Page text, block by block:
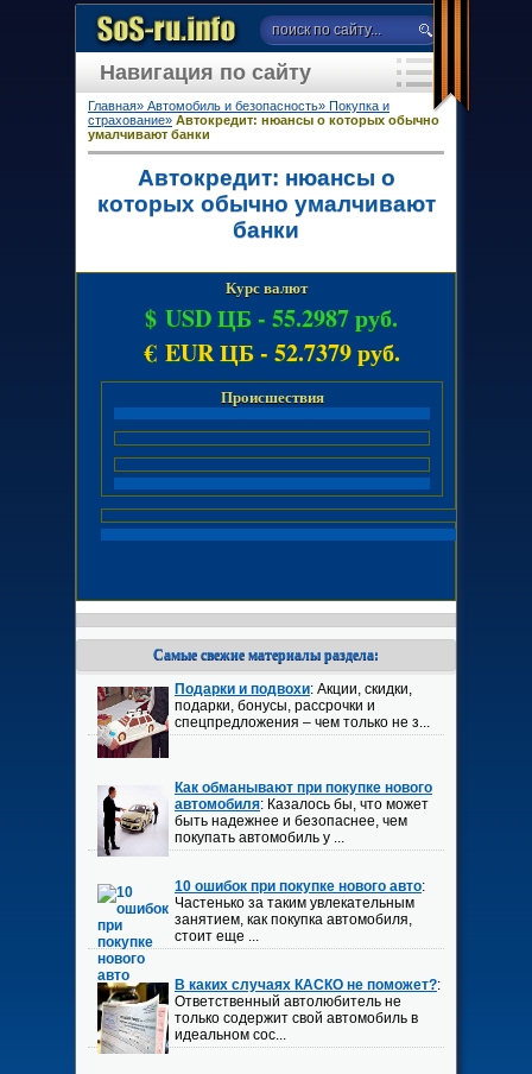
Главная» Автомобиль и безопасность» Покупка и
страхование» Автокредит: нюансы о которых обычно
умалчивают банки
Автокредит: нюансы о
которых обычно умалчивают
банки
Курс валют
$ USD ЦБ - 55.2987 руб.
€ EUR ЦБ - 52.7379 руб.
Происшествия
Самые свежие материалы раздела:
Подарки и подвохи: Акции, скидки,
подарки, бонусы, рассрочки и
спецпредложения – чем только не з...
Как обманывают при покупке нового
автомобиля: Казалось бы, что может
быть надежнее и безопаснее, чем
покупать автомобиль у ...
10 ошибок при покупке нового авто:
Частенько за таким увлекательным
занятием, как покупка автомобиля,
стоит еще ...
В каких случаях КАСКО не поможет?:
Ответственный автолюбитель не
только содержит свой автомобиль в
идеальном сос...
Навигация по сайту